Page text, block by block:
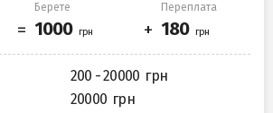
Берете Переплата
200 - 20000
20000